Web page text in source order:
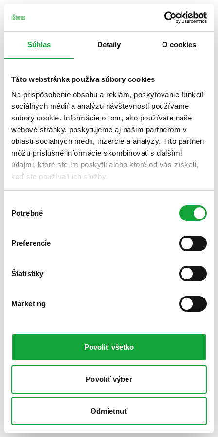
Súhlas Detaily O cookies
Táto webstránka používa súbory cookies
Na prispôsobenie obsahu a reklám, poskytovanie funkcií
sociálnych médií a analýzu návštevnosti používame
súbory cookie. Informácie o tom, ako používate naše
webové stránky, poskytujeme aj našim partnerom v
oblasti sociálnych médií, inzercie a analýzy. Títo partneri
môžu príslušné informácie skombinovať s ďalšími
údajmi, ktoré ste im poskytli alebo ktoré od vás získali,
keď ste používali ich služby.
súhlasu
Potrebné
Preferencie
Štatistiky
Marketing
Povoliť všetko
Povoliť výber
Odmietnuť